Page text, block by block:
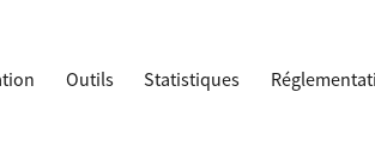
Outils Statistiques